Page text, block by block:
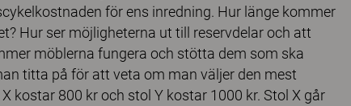
för ens inredning. Hur länge kommer
Hur ser möjligheterna ut till reservdelar och att
möblerna fungera och stötta dem som ska
titta på för att veta om man väljer den mest
kostar 800 kr och stol Y kostar 1000 kr. Stol X går